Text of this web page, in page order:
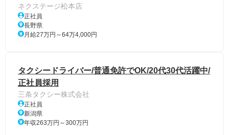
ネクステージ松本店
正社員
長野県
月給27万円～64万4,000円
タクシードライバー/普通免許でOK/20代30代活躍中/
正社員採用
三条タクシー株式会社
正社員
新潟県
年収263万円～300万円